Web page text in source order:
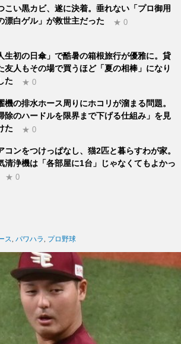
こい黒カビ、遂に決着。垂れない「プロ御用
漂白ゲル」が救世主だった
★ 0
生初の日傘」で酷暑の箱根旅行が優雅に。貸
友人もその場で買うほど「夏の相棒」になり
た
★ 0
機の排水ホース周りにホコリが溜まる問題。
除のハードルを限界まで下げる仕組み」を見
た
★ 0
コンをつけっぱなし、猫2匹と暮らすわが家。
清浄機は「各部屋に1台」じゃなくてもよかっ
★ 0
ス パワハラ プロ野球